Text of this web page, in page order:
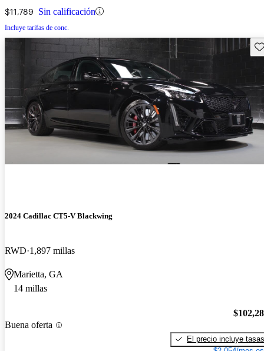
$11,789 Sin calificación
Incluye tarifas de conc.
2024 Cadillac CT5-V Blackwing
RWD 1,897 millas
Marietta, GA
14 millas
Buena oferta
El precio incluye tasas